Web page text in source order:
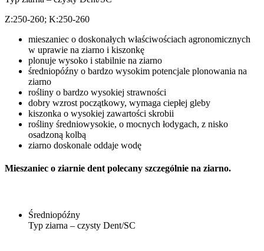
Z:250-260; K:250-260
mieszaniec o doskonałych właściwościach agronomicznych
w uprawie na ziarno i kiszonkę
plonuje wysoko i stabilnie na ziarno
średniopóźny o bardzo wysokim potencjale plonowania na
ziarno
rośliny o bardzo wysokiej strawności
dobry wzrost początkowy, wymaga ciepłej gleby
kiszonka o wysokiej zawartości skrobii
rośliny średniowysokie, o mocnych łodygach, z nisko
osadzoną kolbą
ziarno doskonale oddaje wodę
Mieszaniec o ziarnie dent polecany szczególnie na ziarno.
Średniopóźny
Typ ziarna – czysty Dent/SC